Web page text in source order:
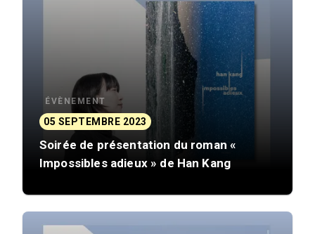
ÉVÈNEMENT
05 SEPTEMBRE 2023
Soirée de présentation du roman «
Impossibles adieux » de Han Kang